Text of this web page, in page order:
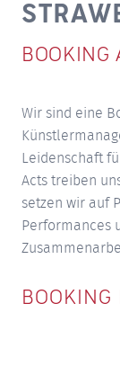
BOOKING
Wir sind eine
Leidenschaft
Acts treiben
setzen wir auf
Performances
BOOKING